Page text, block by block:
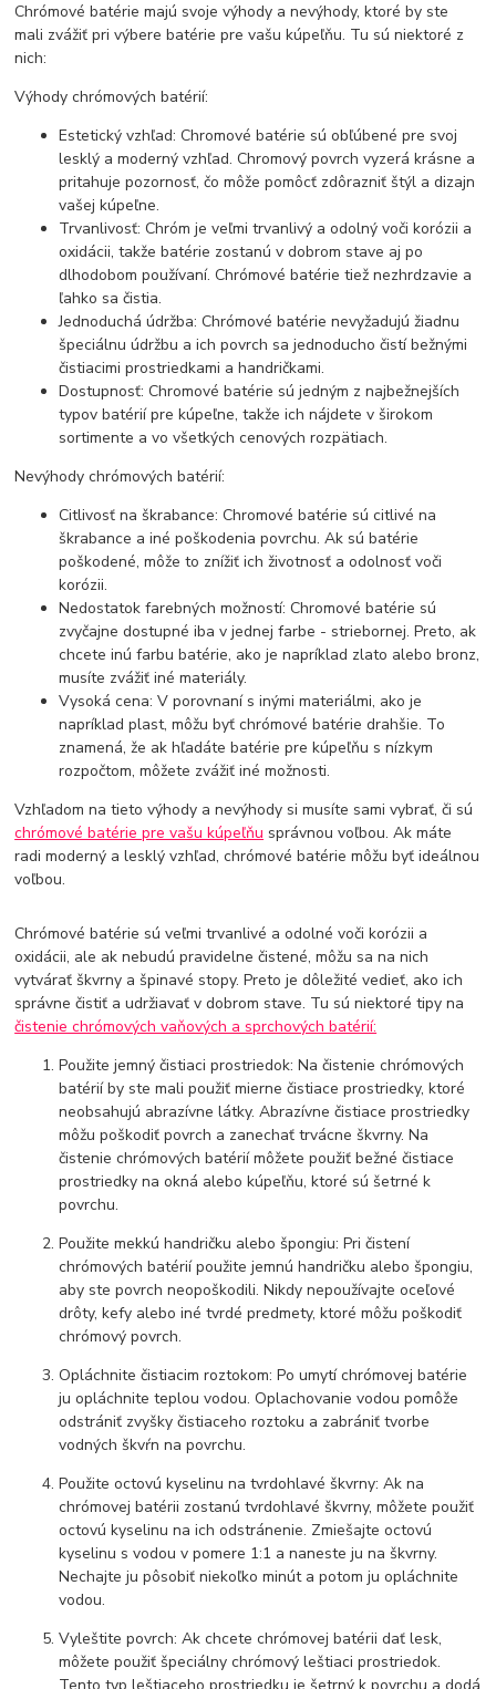
Chrómové batérie majú svoje výhody a nevýhody, ktoré by ste
mali zvážiť pri výbere batérie pre vašu kúpeľňu. Tu sú niektoré z
nich:
Výhody chrómových batérií:
Estetický vzhľad: Chromové batérie sú obľúbené pre svoj
lesklý a moderný vzhľad. Chromový povrch vyzerá krásne a
pritahuje pozornosť, čo môže pomôcť zdôrazniť štýl a dizajn
vašej kúpeľne.
Trvanlivosť: Chróm je veľmi trvanlivý a odolný voči korózii a
oxidácii, takže batérie zostanú v dobrom stave aj po
dlhodobom používaní. Chrómové batérie tiež nezhrdzavie a
ľahko sa čistia.
Jednoduchá údržba: Chrómové batérie nevyžadujú žiadnu
špeciálnu údržbu a ich povrch sa jednoducho čistí bežnými
čistiacimi prostriedkami a handričkami.
Dostupnosť: Chromové batérie sú jedným z najbežnejších
typov batérií pre kúpeľne, takže ich nájdete v širokom
sortimente a vo všetkých cenových rozpätiach.
Nevýhody chrómových batérií:
Citlivosť na škrabance: Chromové batérie sú citlivé na
škrabance a iné poškodenia povrchu. Ak sú batérie
poškodené, môže to znížiť ich životnosť a odolnosť voči
korózii.
Nedostatok farebných možností: Chromové batérie sú
zvyčajne dostupné iba v jednej farbe - striebornej. Preto, ak
chcete inú farbu batérie, ako je napríklad zlato alebo bronz,
musíte zvážiť iné materiály.
Vysoká cena: V porovnaní s inými materiálmi, ako je
napríklad plast, môžu byť chrómové batérie drahšie. To
znamená, že ak hľadáte batérie pre kúpeľňu s nízkym
rozpočtom, môžete zvážiť iné možnosti.
Vzhľadom na tieto výhody a nevýhody si musíte sami vybrať, či sú
chrómové batérie pre vašu kúpeľňu správnou voľbou. Ak máte
radi moderný a lesklý vzhľad, chrómové batérie môžu byť ideálnou
voľbou.
Chrómové batérie sú veľmi trvanlivé a odolné voči korózii a
oxidácii, ale ak nebudú pravidelne čistené, môžu sa na nich
vytvárať škvrny a špinavé stopy. Preto je dôležité vedieť, ako ich
správne čistiť a udržiavať v dobrom stave. Tu sú niektoré tipy na
čistenie chrómových vaňových a sprchových batérií:
Použite jemný čistiaci prostriedok: Na čistenie chrómových
batérií by ste mali použiť mierne čistiace prostriedky, ktoré
neobsahujú abrazívne látky. Abrazívne čistiace prostriedky
môžu poškodiť povrch a zanechať trvácne škvrny. Na
čistenie chrómových batérií môžete použiť bežné čistiace
prostriedky na okná alebo kúpeľňu, ktoré sú šetrné k
povrchu.
Použite mekkú handričku alebo špongiu: Pri čistení
chrómových batérií použite jemnú handričku alebo špongiu,
aby ste povrch neopoškodili. Nikdy nepoužívajte oceľové
drôty, kefy alebo iné tvrdé predmety, ktoré môžu poškodiť
chrómový povrch.
Opláchnite čistiacim roztokom: Po umytí chrómovej batérie
ju opláchnite teplou vodou. Oplachovanie vodou pomôže
odstrániť zvyšky čistiaceho roztoku a zabrániť tvorbe
vodných škvŕn na povrchu.
Použite octovú kyselinu na tvrdohlavé škvrny: Ak na
chrómovej batérii zostanú tvrdohlavé škvrny, môžete použiť
octovú kyselinu na ich odstránenie. Zmiešajte octovú
kyselinu s vodou v pomere 1:1 a naneste ju na škvrny.
Nechajte ju pôsobiť niekoľko minút a potom ju opláchnite
vodou.
Vyleštite povrch: Ak chcete chrómovej batérii dať lesk,
môžete použiť špeciálny chrómový leštiaci prostriedok.